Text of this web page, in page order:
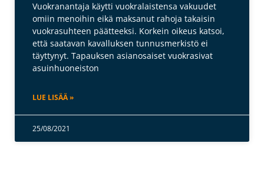
Vuokranantaja käytti vuokralaistensa vakuudet
omiin menoihin eikä maksanut rahoja takaisin
vuokrasuhteen päätteeksi. Korkein oikeus katsoi,
että saatavan kavalluksen tunnusmerkistö ei
täyttynyt. Tapauksen asianosaiset vuokrasivat
asuinhuoneiston
LUE LISÄÄ »
25/08/2021